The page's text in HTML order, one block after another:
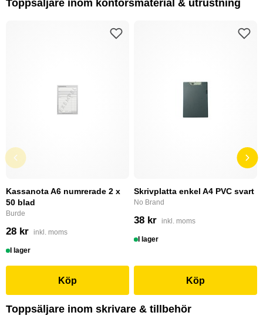
Toppsäljare inom kontorsmaterial & utrustning
Kassanota A6 numrerade 2 x
50 blad
Burde
28 kr inkl. moms
I lager
Köp
Skrivplatta enkel A4 PVC svart
No Brand
38 kr inkl. moms
I lager
Köp
Toppsäljare inom skrivare & tillbehör